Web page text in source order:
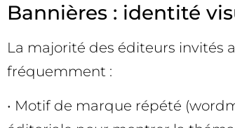
Bannières : identité
La majorité des éditeurs invités
fréquemment :
• Motif de marque répété